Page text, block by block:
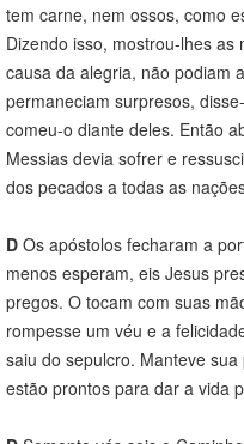
tem carne, nem ossos, como
Dizendo isso, mostrou-lhes
causa da alegria, não podiam
permaneciam surpresos,
comeu-o diante deles. Então
Messias devia sofrer e
dos pecados a todas as
DOs apóstolos fecharam a
menos esperam, eis Jesus
pregos. O tocam com suas
rompesse um véu e a
saiu do sepulcro. Manteve
estão prontos para dar a vida